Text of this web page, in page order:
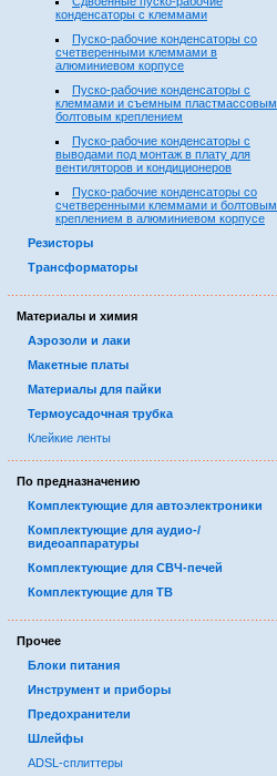
конденсаторы с клеммами
Пуско-рабочие конденсаторы со
счетверенными клеммами в
алюминиевом корпусе
Пуско-рабочие конденсаторы с
клеммами и съемным пластмассовым
болтовым креплением
Пуско-рабочие конденсаторы с
выводами под монтаж в плату для
вентиляторов и кондиционеров
Пуско-рабочие конденсаторы со
счетверенными клеммами и болтовым
креплением в алюминиевом корпусе
Резисторы
Трансформаторы
Материалы и химия
Аэрозоли и лаки
Макетные платы
Материалы для пайки
Термоусадочная трубка
Клейкие ленты
По предназначению
Комплектующие для автоэлектроники
Комплектующие для аудио-/
видеоаппаратуры
Комплектующие для СВЧ-печей
Комплектующие для ТВ
Прочее
Блоки питания
Инструмент и приборы
Предохранители
Шлейфы
ADSL-сплиттеры